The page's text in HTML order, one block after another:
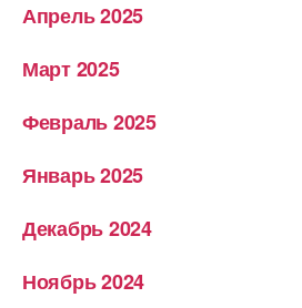
Апрель 2025
Март 2025
Февраль 2025
Январь 2025
Декабрь 2024
Ноябрь 2024